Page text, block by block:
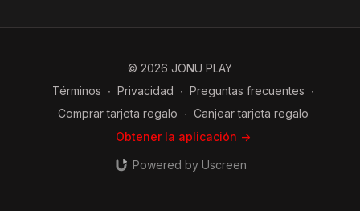
© 2026 JONU PLAY
Términos ∙ Privacidad ∙ Preguntas frecuentes ∙
Comprar tarjeta regalo ∙ Canjear tarjeta regalo
Obtener la aplicación ->
Powered by Uscreen